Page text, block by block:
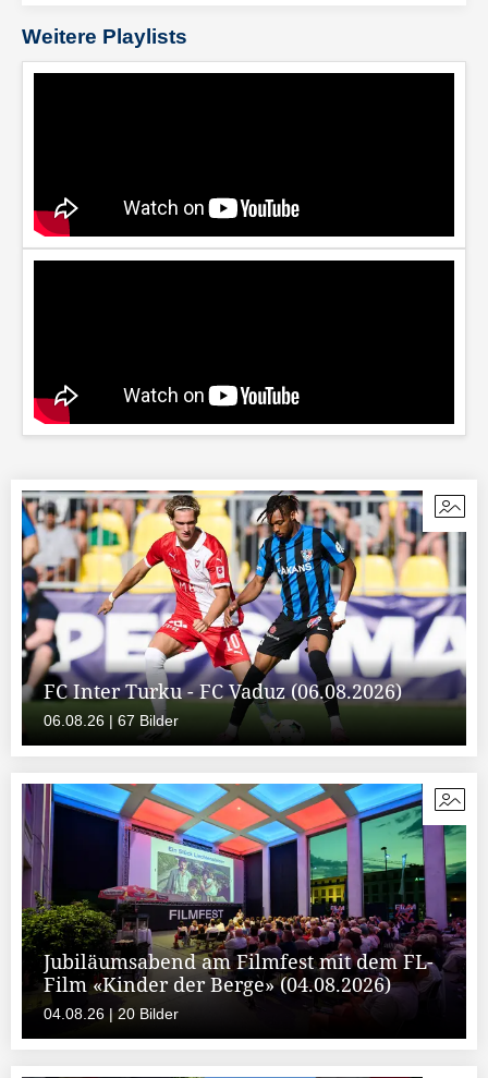
Weitere Playlists
FC Inter Turku - FC Vaduz (06.08.2026)
06.08.26 | 67 Bilder
Jubiläumsabend am Filmfest mit dem FL-
Film «Kinder der Berge» (04.08.2026)
04.08.26 | 20 Bilder